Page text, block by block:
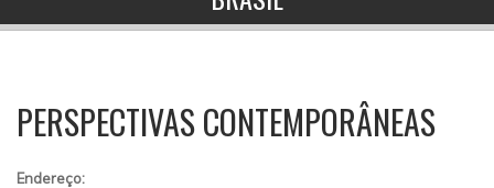
PERSPECTIVAS CONTEMPORÂNEAS
Endereço: